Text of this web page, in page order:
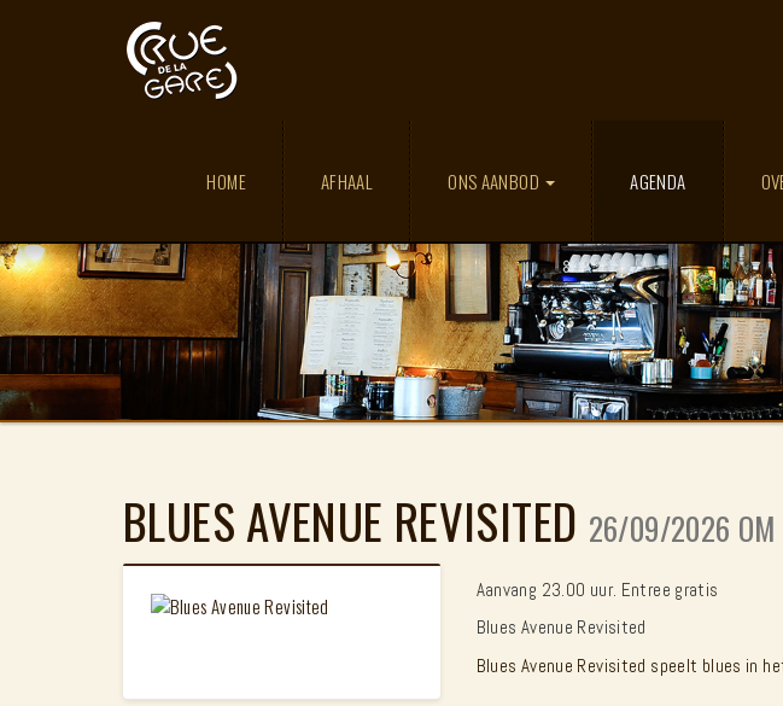
HOME AFHAAL ONS AANBOD AGENDA
BLUES AVENUE REVISITED 26/09/2026 OM
Aanvang 23.00 uur. Entree gratis
Blues Avenue Revisited
Blues Avenue Revisited speelt blues in